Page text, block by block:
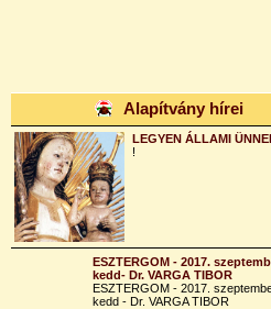
Alapítvány hírei
LEGYEN ÁLLAMI
!
ESZTERGOM - 2017.
kedd- Dr. VARGA TIBOR
ESZTERGOM - 2017.
kedd - Dr. VARGA TIBOR